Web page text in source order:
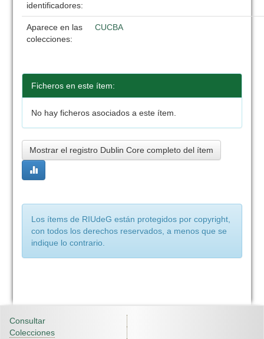
identificadores:
Aparece en las
colecciones:
CUCBA
Ficheros en este ítem:
No hay ficheros asociados a este ítem.
Mostrar el registro Dublin Core completo del ítem
Los ítems de RIUdeG están protegidos por copyright,
con todos los derechos reservados, a menos que se
indique lo contrario.
Consultar
Colecciones